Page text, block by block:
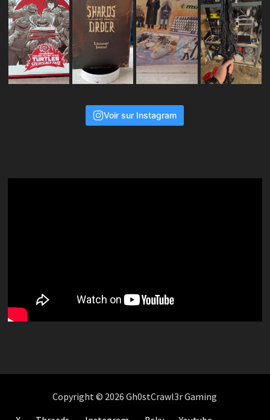
Voir sur Instagram
Copyright © 2026 Gh0stCrawl3r Gaming